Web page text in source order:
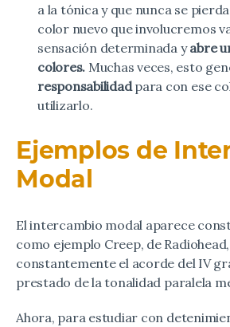
a la tónica y que nunca se
color nuevo que involucremos
sensación determinada yabre
colores. Muchas veces, esto
responsabilidadpara con ese
utilizarlo.
Ejemplos de
Modal
El intercambio modal aparece
como ejemplo Creep, de
constantemente el acorde del IV
prestado de la tonalidad paralela
Ahora, para estudiar con